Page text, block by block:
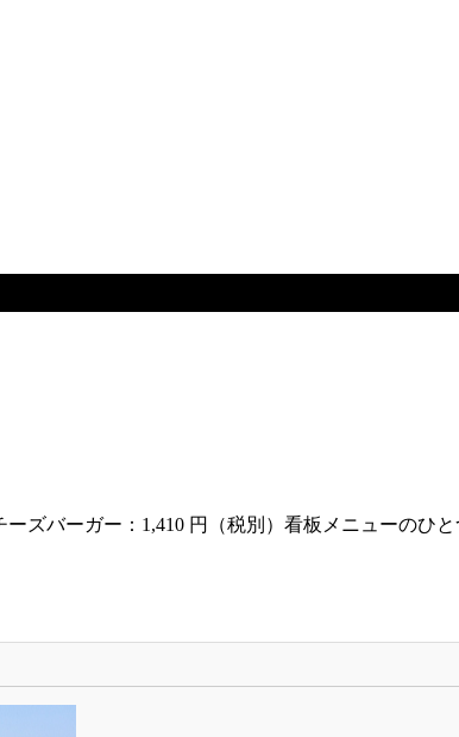
ーズバーガー：1,410 円（税別）看板メニューの